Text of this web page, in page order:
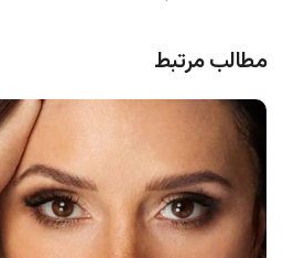
مطالب مرتبط